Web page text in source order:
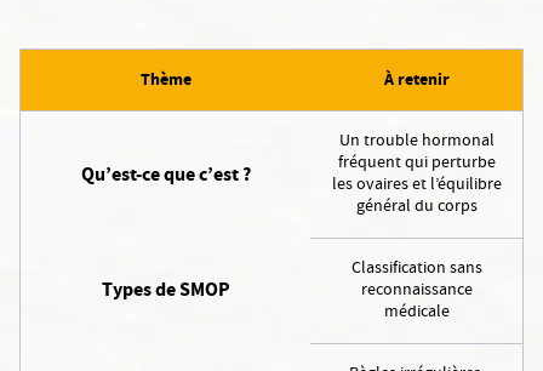
Thème À retenir
Qu’est-ce que c’est ?
Un trouble hormonal
fréquent qui perturbe
les ovaires et l’équilibre
général du corps
Types de SMOP
Classification sans
reconnaissance
médicale